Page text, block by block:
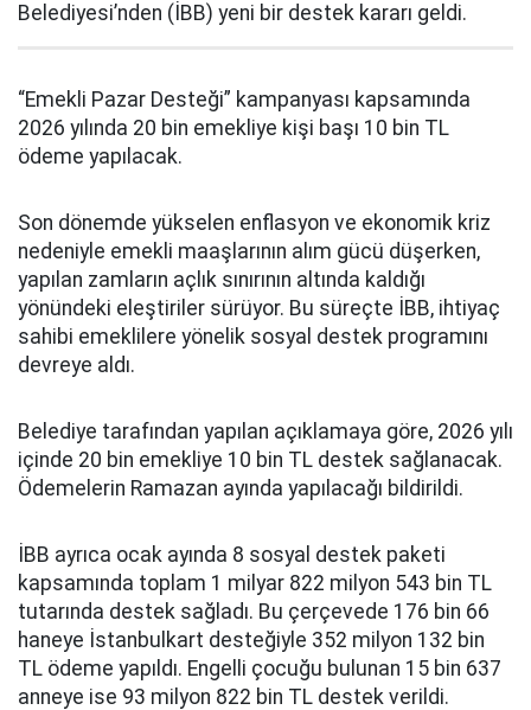
Belediyesi’nden (İBB) yeni bir destek kararı geldi.
“Emekli Pazar Desteği” kampanyası kapsamında
2026 yılında 20 bin emekliye kişi başı 10 bin TL
ödeme yapılacak.
Son dönemde yükselen enflasyon ve ekonomik kriz
nedeniyle emekli maaşlarının alım gücü düşerken,
yapılan zamların açlık sınırının altında kaldığı
yönündeki eleştiriler sürüyor. Bu süreçte İBB, ihtiyaç
sahibi emeklilere yönelik sosyal destek programını
devreye aldı.
Belediye tarafından yapılan açıklamaya göre, 2026 yılı
içinde 20 bin emekliye 10 bin TL destek sağlanacak.
Ödemelerin Ramazan ayında yapılacağı bildirildi.
İBB ayrıca ocak ayında 8 sosyal destek paketi
kapsamında toplam 1 milyar 822 milyon 543 bin TL
tutarında destek sağladı. Bu çerçevede 176 bin 66
haneye İstanbulkart desteğiyle 352 milyon 132 bin
TL ödeme yapıldı. Engelli çocuğu bulunan 15 bin 637
anneye ise 93 milyon 822 bin TL destek verildi.